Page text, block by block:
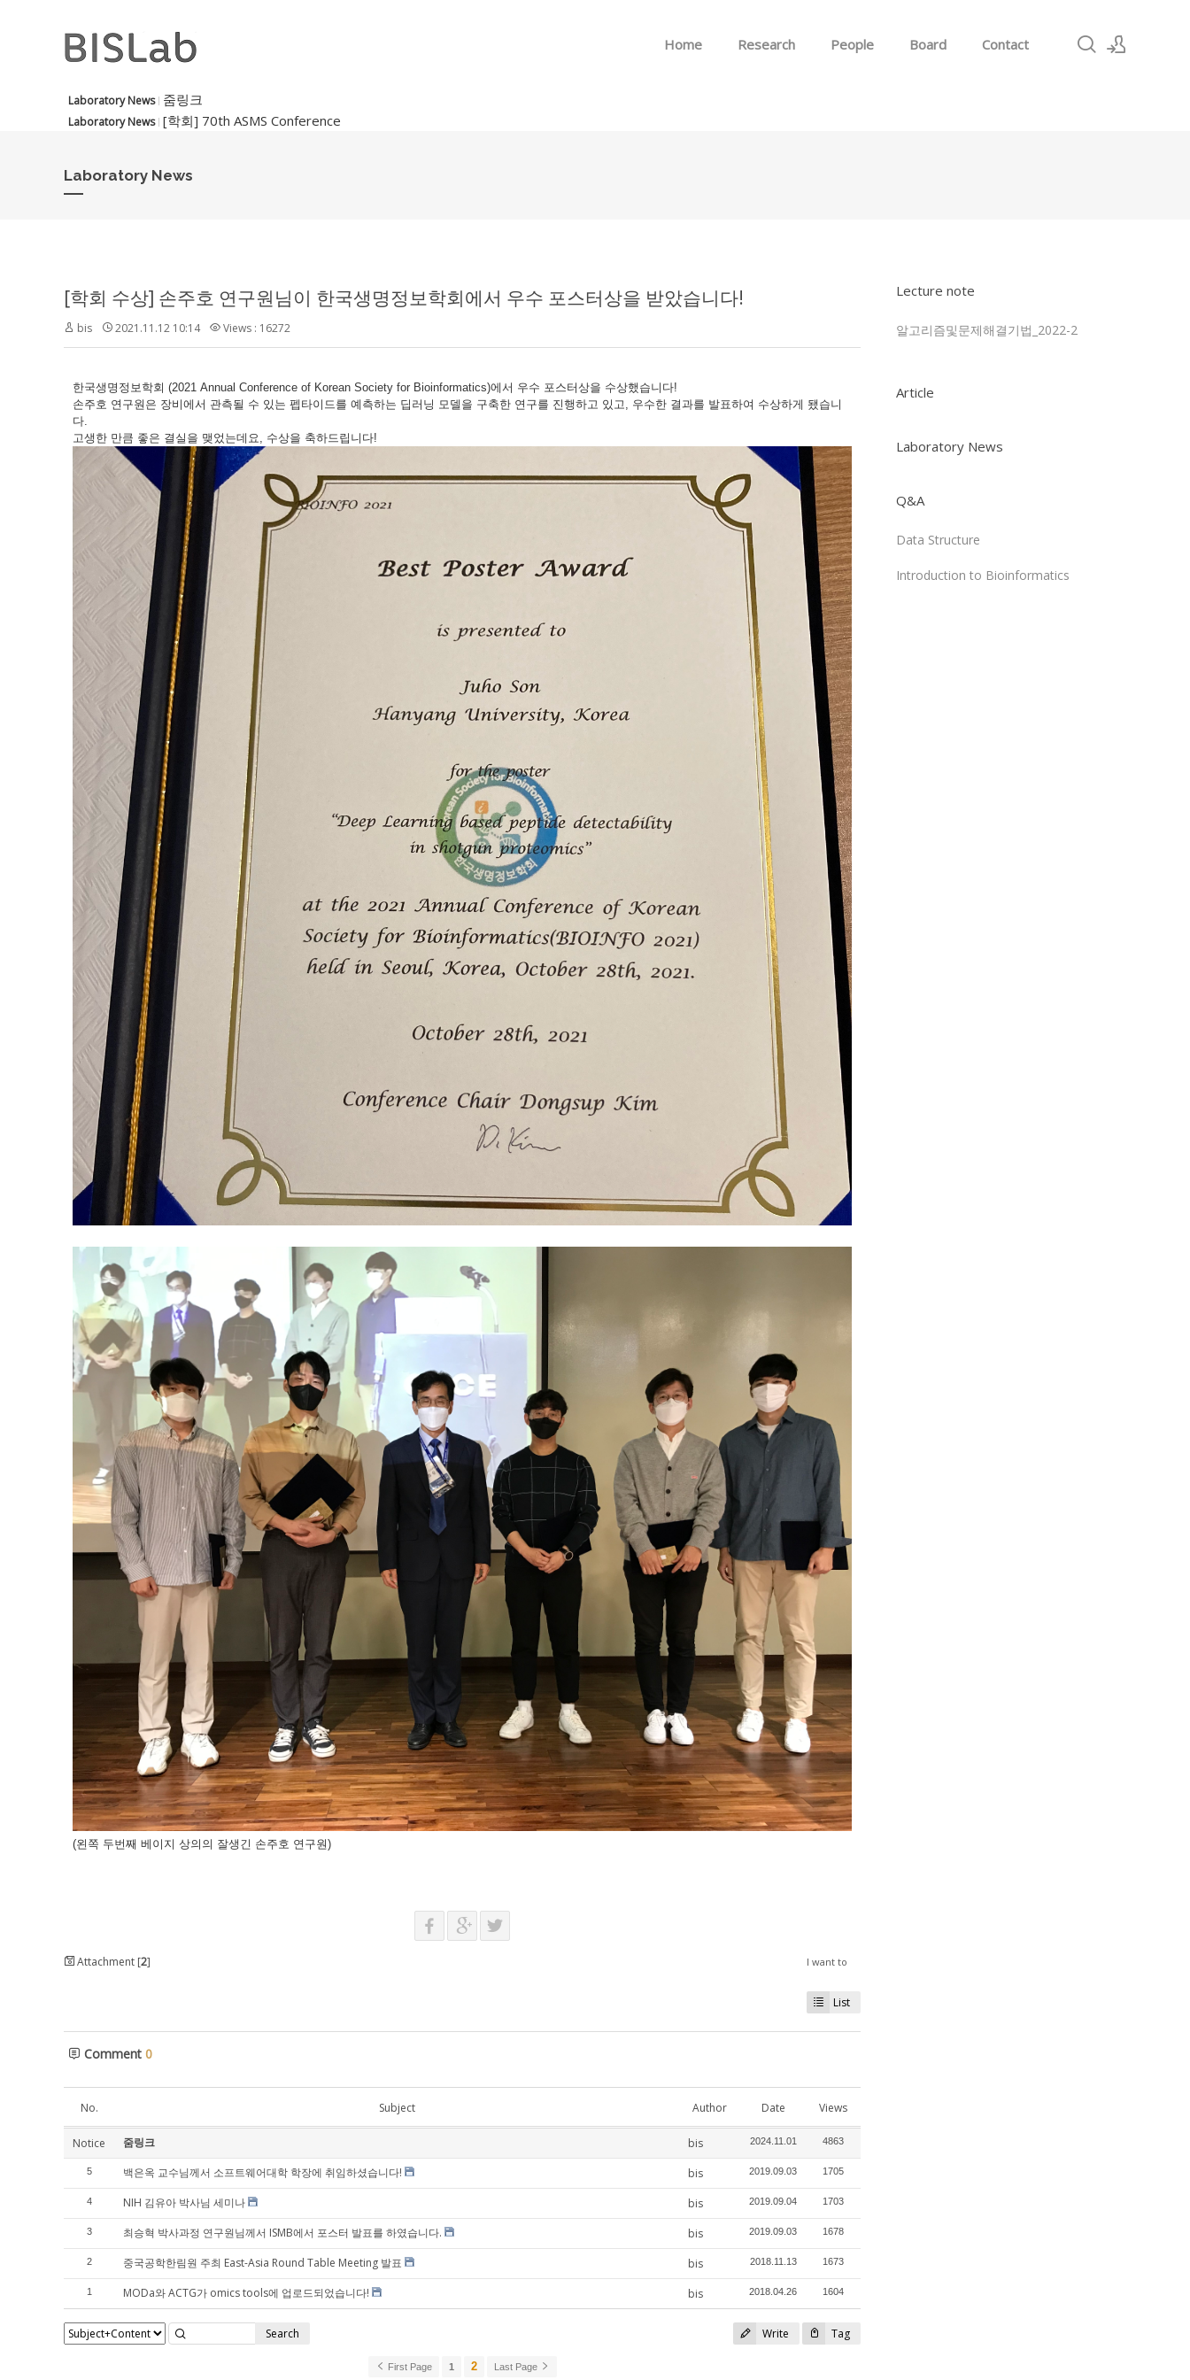
Home Research People Board Contact
Laboratory News 줌링크
Laboratory News [학회] 70th ASMS Conference
Laboratory News
Lecture note
알고리즘및문제해결기법_2022-2
Article
Laboratory News
Q&A
Data Structure
Introduction to Bioinformatics
[학회 수상] 손주호 연구원님이 한국생명정보학회에서 우수 포스터상을 받았습니다!
bis 2021.11.12 10:14 Views : 16272
한국생명정보학회 (2021 Annual Conference of Korean Society for Bioinformatics)에서 우수 포스터상을 수상했습니다!
손주호 연구원은 장비에서 관측될 수 있는 펩타이드를 예측하는 딥러닝 모델을 구축한 연구를 진행하고 있고, 우수한 결과를 발표하여 수상하게 됐습니
다.
고생한 만큼 좋은 결실을 맺었는데요, 수상을 축하드립니다!
(왼쪽 두번째 베이지 상의의 잘생긴 손주호 연구원)
Attachment [2] I want to
List
Comment 0
No. Subject Author Date Views
Notice 줌링크 bis 2024.11.01 4863
5 백은옥 교수님께서 소프트웨어대학 학장에 취임하셨습니다! bis 2019.09.03 1705
4 NIH 김유아 박사님 세미나 bis 2019.09.04 1703
3 최승혁 박사과정 연구원님께서 ISMB에서 포스터 발표를 하였습니다. bis 2019.09.03 1678
2 중국공학한림원 주최 East-Asia Round Table Meeting 발표 bis 2018.11.13 1673
1 MODa와 ACTG가 omics tools에 업로드되었습니다! bis 2018.04.26 1604
Write Tag
Search
First Page 1 2 Last Page